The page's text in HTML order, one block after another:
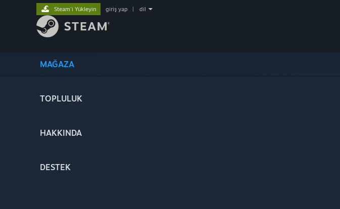
MAĞAZA
TOPLULUK
HAKKINDA
DESTEK
Steam'i Yükleyin giriş yap dil